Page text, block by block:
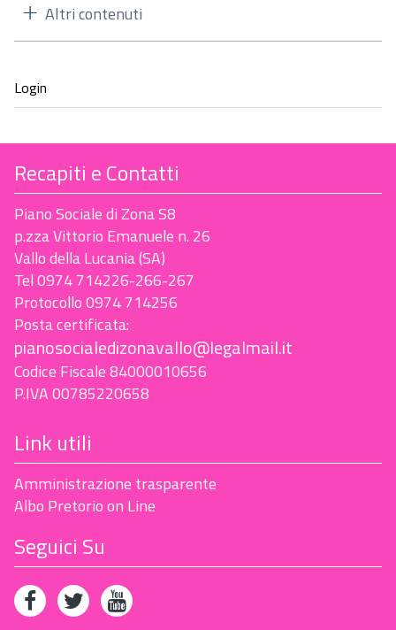
Altri contenuti
Recapiti e Contatti
Piano Sociale di Zona S8
p.zza Vittorio Emanuele n. 26
Vallo della Lucania (SA)
Tel 0974 714226-266-267
Protocollo 0974 714256
Posta certificata:
pianosocialedizonavallo@legalmail.it
Codice Fiscale 84000010656
P.IVA 00785220658
Link utili
Amministrazione trasparente
Albo Pretorio on Line
Seguici Su